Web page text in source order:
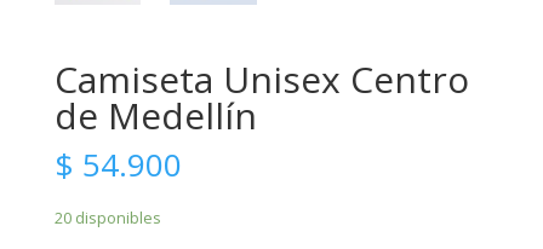
Camiseta Unisex Centro
de Medellín
$ 54.900
20 disponibles